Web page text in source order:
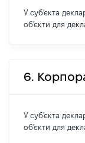
У суб'єкта
об'єкти для
6.
У суб'єкта
об'єкти для